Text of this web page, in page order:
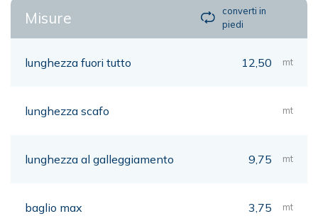
Misure
converti in
piedi
lunghezza fuori tutto 12,50 mt
lunghezza scafo mt
lunghezza al galleggiamento 9,75 mt
baglio max 3,75 mt